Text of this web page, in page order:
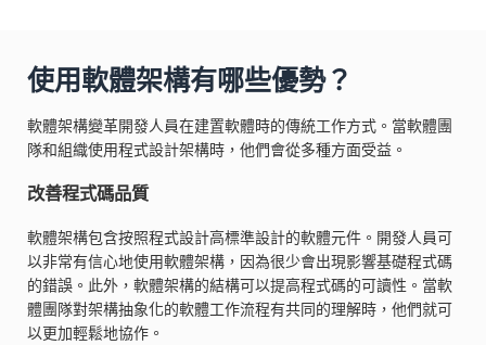
使用軟體架構有哪些優勢？
軟體架構變革開發人員在建置軟體時的傳統工作方式。當軟體團
隊和組織使用程式設計架構時，他們會從多種方面受益。
改善程式碼品質
軟體架構包含按照程式設計高標準設計的軟體元件。開發人員可
以非常有信心地使用軟體架構，因為很少會出現影響基礎程式碼
的錯誤。此外，軟體架構的結構可以提高程式碼的可讀性。當軟
體團隊對架構抽象化的軟體工作流程有共同的理解時，他們就可
以更加輕鬆地協作。